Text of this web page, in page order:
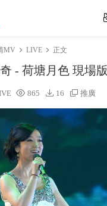
MV LIVE 正文
- 荷塘月色 現場版
865 16 推廣